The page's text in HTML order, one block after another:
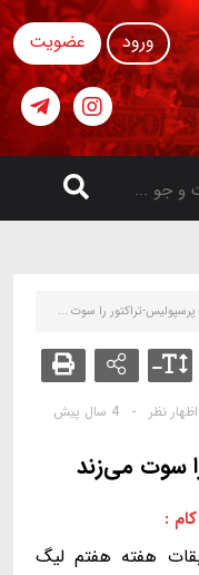
ورود عضویت
پرسپولیس-تراکتور را سوت ...
- 4 سال پیش
سوت می‌زند
:
هفته هفتم لیگ